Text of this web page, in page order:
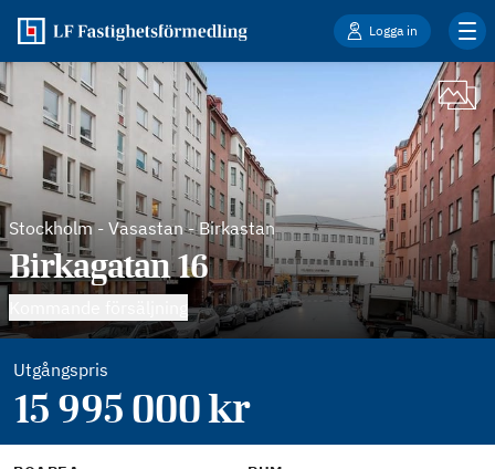
Logga in
Stockholm- Vasastan - Birkastan
Birkagatan 16
Utgångspris
15 995 000kr